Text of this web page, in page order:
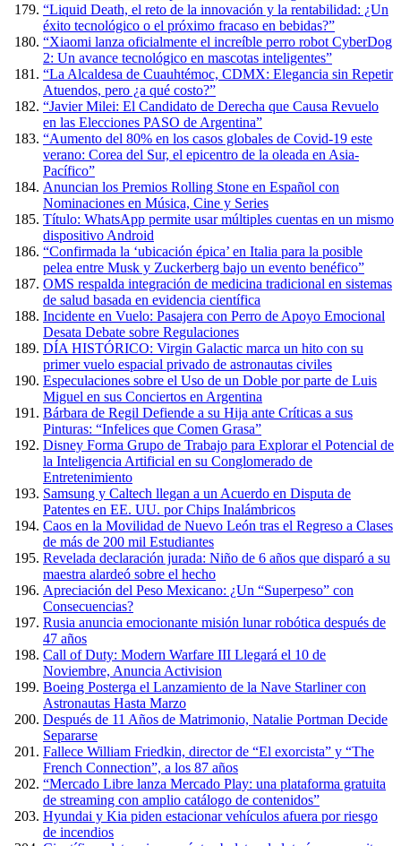
“Liquid Death, el reto de la innovación y la rentabilidad: ¿Un
éxito tecnológico o el próximo fracaso en bebidas?”
“Xiaomi lanza oficialmente el increíble perro robot CyberDog
2: Un avance tecnológico en mascotas inteligentes”
“La Alcaldesa de Cuauhtémoc, CDMX: Elegancia sin Repetir
Atuendos, pero ¿a qué costo?”
“Javier Milei: El Candidato de Derecha que Causa Revuelo
en las Elecciones PASO de Argentina”
“Aumento del 80% en los casos globales de Covid-19 este
verano: Corea del Sur, el epicentro de la oleada en Asia-
Pacífico”
Anuncian los Premios Rolling Stone en Español con
Nominaciones en Música, Cine y Series
Título: WhatsApp permite usar múltiples cuentas en un mismo
dispositivo Android
“Confirmada la ‘ubicación épica’ en Italia para la posible
pelea entre Musk y Zuckerberg bajo un evento benéfico”
OMS respalda integración de medicina tradicional en sistemas
de salud basada en evidencia científica
Incidente en Vuelo: Pasajera con Perro de Apoyo Emocional
Desata Debate sobre Regulaciones
DÍA HISTÓRICO: Virgin Galactic marca un hito con su
primer vuelo espacial privado de astronautas civiles
Especulaciones sobre el Uso de un Doble por parte de Luis
Miguel en sus Conciertos en Argentina
Bárbara de Regil Defiende a su Hija ante Críticas a sus
Pinturas: “Infelices que Comen Grasa”
Disney Forma Grupo de Trabajo para Explorar el Potencial de
la Inteligencia Artificial en su Conglomerado de
Entretenimiento
Samsung y Caltech llegan a un Acuerdo en Disputa de
Patentes en EE. UU. por Chips Inalámbricos
Caos en la Movilidad de Nuevo León tras el Regreso a Clases
de más de 200 mil Estudiantes
Revelada declaración jurada: Niño de 6 años que disparó a su
maestra alardeó sobre el hecho
Apreciación del Peso Mexicano: ¿Un “Superpeso” con
Consecuencias?
Rusia anuncia emocionante misión lunar robótica después de
47 años
Call of Duty: Modern Warfare III Llegará el 10 de
Noviembre, Anuncia Activision
Boeing Posterga el Lanzamiento de la Nave Starliner con
Astronautas Hasta Marzo
Después de 11 Años de Matrimonio, Natalie Portman Decide
Separarse
Fallece William Friedkin, director de “El exorcista” y “The
French Connection”, a los 87 años
“Mercado Libre lanza Mercado Play: una plataforma gratuita
de streaming con amplio catálogo de contenidos”
Hyundai y Kia piden estacionar vehículos afuera por riesgo
de incendios